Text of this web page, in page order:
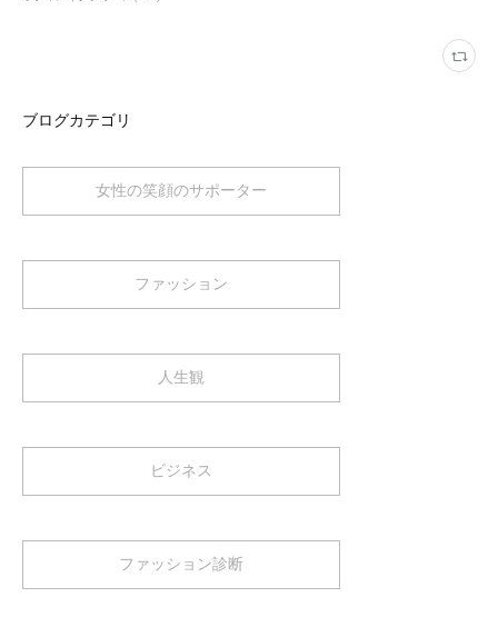
ブログカテゴリ
女性の笑顔のサポーター
ファッション
人生観
ビジネス
ファッション診断